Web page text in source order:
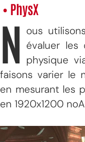
• PhysX
N ous
évaluer
physique
faisons varier le
en mesurant les
en 1920x1200